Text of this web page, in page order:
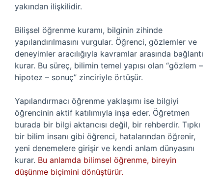
yakından ilişkilidir.
Bilişsel öğrenme kuramı, bilginin zihinde
yapılandırılmasını vurgular. Öğrenci, gözlemler ve
deneyimler aracılığıyla kavramlar arasında bağlantı
kurar. Bu süreç, bilimin temel yapısı olan “gözlem –
hipotez – sonuç” zinciriyle örtüşür.
Yapılandırmacı öğrenme yaklaşımı ise bilgiyi
öğrencinin aktif katılımıyla inşa eder. Öğretmen
burada bir bilgi aktarıcısı değil, bir rehberdir. Tıpkı
bir bilim insanı gibi öğrenci, hatalarından öğrenir,
yeni denemelere girişir ve kendi anlam dünyasını
kurar. Bu anlamda bilimsel öğrenme, bireyin
düşünme biçimini dönüştürür.